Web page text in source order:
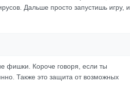
Дальше просто запустишь игру, и
фишки. Короче говоря, если ты
Также это защита от возможных